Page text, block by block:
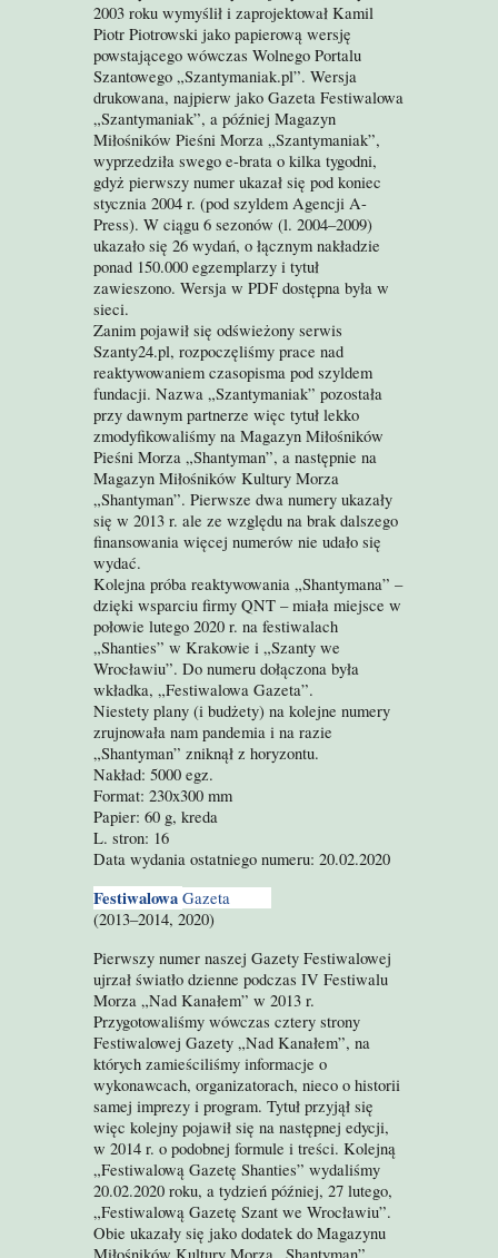
2003 roku wymyśliłizaprojektował Kamil
Piotr Piotrowski jako papierową wersję
powstającego wówczas Wolnego Portalu
Szantowego „Szantymaniak.pl”. Wersja
drukowana,najpierw jakoGazeta Festiwalowa
„Szantymaniak”, a później Magazyn
Miłośników Pieśni Morza „Szantymaniak”,
wyprzedziła swego e-brata o kilka tygodni,
gdyż pierwszy numer ukazał się pod koniec
stycznia 2004 r. (pod szyldem Agencji A-
Press). W ciągu 6 sezonów(l.2004–2009)
ukazało się 26 wydań, o łącznym nakładzie
ponad 150.000 egzemplarzy i tytuł
zawieszono. Wersja w PDF dostępna była w
sieci.
Zanim pojawił się odświeżony serwis
Szanty24.pl, rozpoczęliśmy prace nad
reaktywowaniem czasopisma pod szyldem
fundacji.Nazwa „Szantymaniak” pozostała
przy dawnym partnerze więc tytuł lekko
zmodyfikowaliśmy na Magazyn Miłośników
Pieśni Morza „Shantyman”, a następnie na
Magazyn Miłośników Kultury Morza
„Shantyman”. Pierwsze dwa numery ukazały
się w 2013 r. ale ze względu na brak dalszego
finansowaniawięcej numerów nie udało się
wydać.
Kolejna próba reaktywowania „Shantymana” –
dzięki wsparciu firmy QNT –miała miejsce w
połowie lutego 2020 r. na festiwalach
„Shanties” w Krakowie i „Szanty we
Wrocławiu”. Do numeru dołączona była
wkładka, „Festiwalowa Gazeta”.
Niestety plany (i budżety) na kolejne numery
zrujnowała nam pandemia i na razie
„Shantyman” zniknął z horyzontu.
Nakład: 5000 egz.
Format: 230x300 mm
Papier: 60 g, kreda
L. stron: 16
Data wydania ostatniego numeru: 20.02.2020
FestiwalowaGazeta
(2013–2014,2020)
Pierwszy numer naszej Gazety Festiwalowej
ujrzał światło dzienne podczas IV Festiwalu
Morza „Nad Kanałem” w 2013 r.
Przygotowaliśmy wówczas cztery strony
Festiwalowej Gazety „Nad Kanałem”, na
których zamieściliśmy informacje o
wykonawcach, organizatorach, nieco o historii
samej imprezy i program. Tytuł przyjął się
więc kolejny pojawił się na następnej edycji,
w 2014 r. o podobnej formule i treści. Kolejną
„Festiwalową Gazetę Shanties” wydaliśmy
20.02.2020 roku, a tydzień później, 27 lutego,
„Festiwalową Gazetę Szant we Wrocławiu”.
Obie ukazały się jako dodatek do Magazynu